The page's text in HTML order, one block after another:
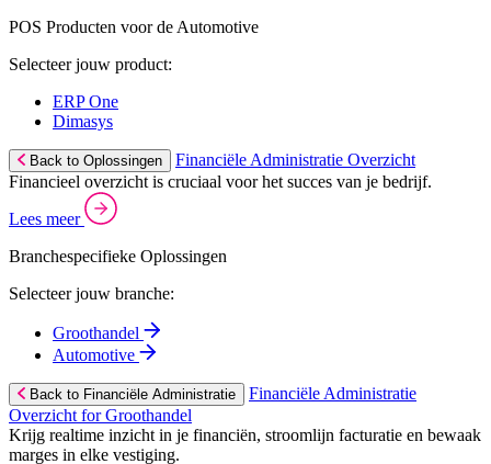
POS Producten voor de Automotive
Selecteer jouw product:
ERP One
Dimasys
Back to Oplossingen
Financiële Administratie Overzicht
Financieel overzicht is cruciaal voor het succes van je bedrijf.
Lees meer
Branchespecifieke Oplossingen
Selecteer jouw branche:
Groothandel
Automotive
Back to Financiële Administratie
Financiële Administratie
Overzicht for Groothandel
Krijg realtime inzicht in je financiën, stroomlijn facturatie en bewaak
marges in elke vestiging.